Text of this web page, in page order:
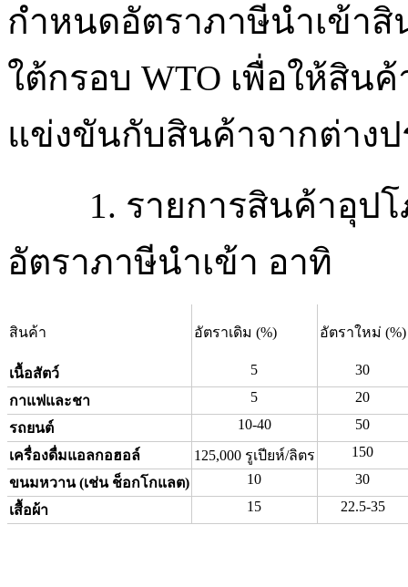
กำหนดอัตราภาษีนำเข้าสิ
ใต้กรอบ WTO เพื่อให้สิน
แข่งขันกับสินค้าจากต่างป
1. รายการสินค้าอุป
อัตราภาษีนำเข้า อาทิ
สินค้า อัตราเดิม (%) อัตราใหม่ (%)
เนื้อสัตว์ 5
30
กาแฟและชา
5
20
รถยนต์
10-40
50
เครื่องดื่มแอลกอฮอล์
125,000 รูเปียห์/ลิตร
150
ขนมหวาน (เช่น ช็อกโกแลต)
10
30
เสื้อผ้า
15 22.5-35